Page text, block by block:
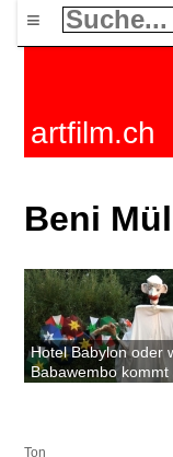
≡
artfilm.ch
Beni
Hotel Babylon oder
Babawembo kommt
Ton